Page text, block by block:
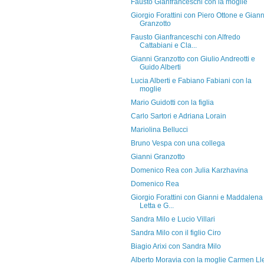
Fausto Gianfranceschi con la moglie
Giorgio Forattini con Piero Ottone e
Granzotto
Fausto Gianfranceschi con Alfredo
Cattabiani e Cla...
Gianni Granzotto con Giulio Andreotti e
Guido Alberti
Lucia Alberti e Fabiano Fabiani con la
moglie
Mario Guidotti con la figlia
Carlo Sartori e Adriana Lorain
Mariolina Bellucci
Bruno Vespa con una collega
Gianni Granzotto
Domenico Rea con Julia Karzhavina
Domenico Rea
Giorgio Forattini con Gianni e Maddalena
Letta e G...
Sandra Milo e Lucio Villari
Sandra Milo con il figlio Ciro
Biagio Arixi con Sandra Milo
Alberto Moravia con la moglie Carmen